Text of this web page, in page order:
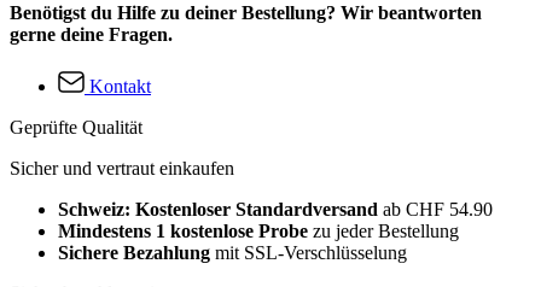
Benötigst du Hilfe zu deiner Bestellung? Wir beantworten
gerne deine Fragen.
Kontakt
Geprüfte Qualität
Sicher und vertraut einkaufen
Schweiz: Kostenloser Standardversand ab CHF 54.90
Mindestens 1 kostenlose Probe zu jeder Bestellung
Sichere Bezahlung mit SSL-Verschlüsselung